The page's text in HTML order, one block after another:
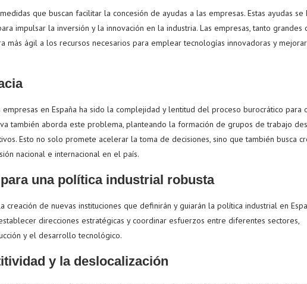
que buscan facilitar la concesión de ayudas a las empresas. Estas ayudas se
impulsar la inversión y la innovación en la industria. Las empresas, tanto grandes
más ágil a los recursos necesarios para emplear tecnologías innovadoras y
en España ha sido la complejidad y lentitud del proceso burocrático para
también aborda este problema, planteando la formación de grupos de trabajo
Esto no solo promete acelerar la toma de decisiones, sino que también busca
nacional e internacional en el país.
una política industrial robusta
creación de nuevas instituciones que definirán y guiarán la política industrial en
direcciones estratégicas y coordinar esfuerzos entre diferentes sectores,
y el desarrollo tecnológico.
y la deslocalización